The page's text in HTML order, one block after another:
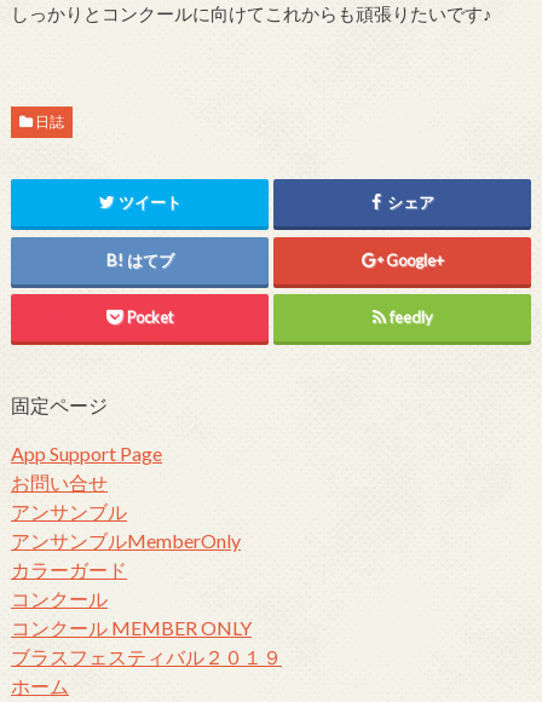
しっかりとコンクールに向けてこれからも頑張りたいです♪
日誌
ツイート シェア
はてブ Google+
Pocket feedly
固定ページ
App Support Page
お問い合せ
アンサンブル
アンサンブルMemberOnly
カラーガード
コンクール
コンクール MEMBER ONLY
ブラスフェスティバル２０１９
ホーム